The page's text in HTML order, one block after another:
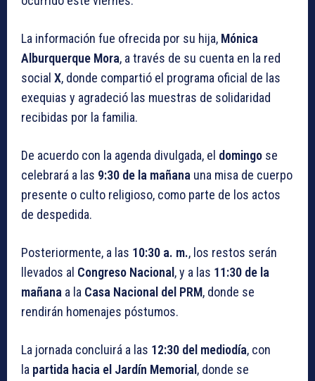
La información fue ofrecida por su hija, Mónica
Alburquerque Mora, a través de su cuenta en la red
social X, donde compartió el programa oficial de las
exequias y agradeció las muestras de solidaridad
recibidas por la familia.
De acuerdo con la agenda divulgada, el domingo se
celebrará a las 9:30 de la mañana una misa de cuerpo
presente o culto religioso, como parte de los actos
de despedida.
Posteriormente, a las 10:30 a. m., los restos serán
llevados al Congreso Nacional , y a las 11:30 de la
mañana a la Casa Nacional del PRM, donde se
rendirán homenajes póstumos.
La jornada concluirá a las 12:30 del mediodía, con
la partida hacia el Jardín Memorial , donde se